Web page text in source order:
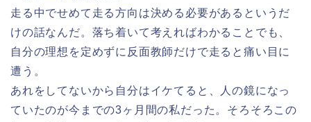
走る中でせめて走る方向は決める必要があるというだ
けの話なんだ。落ち着いて考えればわかることでも、
自分の理想を定めずに反面教師だけで走ると痛い目に
遭う。
あれをしてないから自分はイケてると、人の鏡になっ
ていたのが今までの3ヶ月間の私だった。そろそろこの